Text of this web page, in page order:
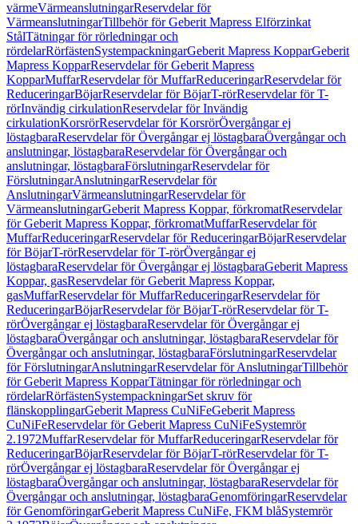
värmeVärmeanslutningarReservdelar för
VärmeanslutningarTillbehör för Geberit Mapress Elförzinkat
StålTätningar för rörledningar och
rördelarRörfästenSystempackningarGeberit Mapress KopparGeberit
Mapress KopparReservdelar för Geberit Mapress
KopparMuffarReservdelar för MuffarReduceringarReservdelar för
ReduceringarBöjarReservdelar för BöjarT-rörReservdelar för T-
rörInvändig cirkulationReservdelar för Invändig
cirkulationKorsrörReservdelar för KorsrörÖvergångar ej
löstagbaraReservdelar för Övergångar ej löstagbaraÖvergångar och
anslutningar, löstagbaraReservdelar för Övergångar och
anslutningar, löstagbaraFörslutningarReservdelar för
FörslutningarAnslutningarReservdelar för
AnslutningarVärmeanslutningarReservdelar för
VärmeanslutningarGeberit Mapress Koppar, förkromatReservdelar
för Geberit Mapress Koppar, förkromatMuffarReservdelar för
MuffarReduceringarReservdelar för ReduceringarBöjarReservdelar
för BöjarT-rörReservdelar för T-rörÖvergångar ej
löstagbaraReservdelar för Övergångar ej löstagbaraGeberit Mapress
Koppar, gasReservdelar för Geberit Mapress Koppar,
gasMuffarReservdelar för MuffarReduceringarReservdelar för
ReduceringarBöjarReservdelar för BöjarT-rörReservdelar för T-
rörÖvergångar ej löstagbaraReservdelar för Övergångar ej
löstagbaraÖvergångar och anslutningar, löstagbaraReservdelar för
Övergångar och anslutningar, löstagbaraFörslutningarReservdelar
för FörslutningarAnslutningarReservdelar för AnslutningarTillbehör
för Geberit Mapress KopparTätningar för rörledningar och
rördelarRörfästenSystempackningarSet skruv för
flänskopplingarGeberit Mapress CuNiFeGeberit Mapress
CuNiFeReservdelar för Geberit Mapress CuNiFeSystemrör
2.1972MuffarReservdelar för MuffarReduceringarReservdelar för
ReduceringarBöjarReservdelar för BöjarT-rörReservdelar för T-
rörÖvergångar ej löstagbaraReservdelar för Övergångar ej
löstagbaraÖvergångar och anslutningar, löstagbaraReservdelar för
Övergångar och anslutningar, löstagbaraGenomföringarReservdelar
för GenomföringarGeberit Mapress CuNiFe, FKM blåSystemrör